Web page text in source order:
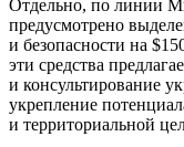
Отдельно, по линии
предусмотрено
и безопасности на
эти средства
и консультирование
укрепление
и территориальной